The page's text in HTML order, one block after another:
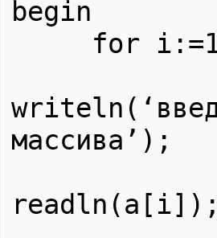
begin
массива’);